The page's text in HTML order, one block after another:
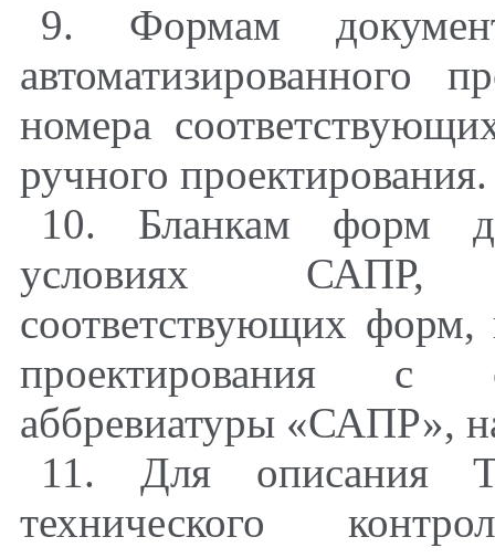
9. Формам
автоматизированного
номера
ручного проектирования.
10. Бланкам форм
условиях САПР,
соответствующих форм,
проектирования с
аббревиатуры «САПР»,
11. Для описания
технического